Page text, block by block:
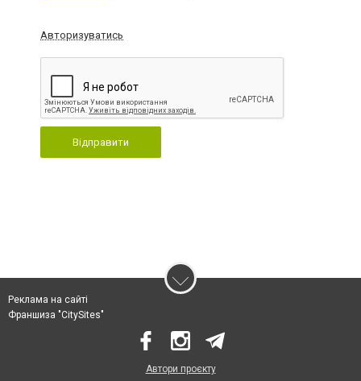
Авторизуватись
Відправити
Реклама на сайті
Франшиза "CitySites"
Автори проєкту